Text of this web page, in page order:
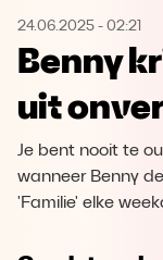
24.06.2025 - 02:21
Benny
uit
Je bent nooit te
wanneer Benny
'Familie' elke